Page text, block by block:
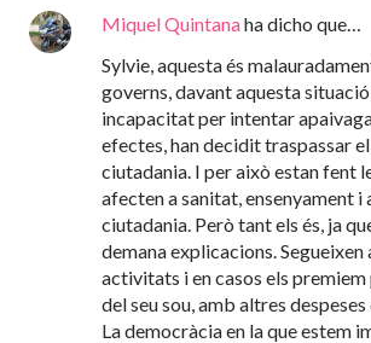
Miquel Quintanaha dicho que…
Sylvie, aquesta és
governs, davant aquesta
incapacitat per intentar
efectes, han decidit traspassar
ciutadania. I per això estan fent
afecten a sanitat, ensenyament i
ciutadania. Però tant els és, ja
demana explicacions. Segueixen
activitats i en casos els
del seu sou, amb altres
La democràcia en la que estem